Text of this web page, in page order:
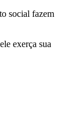
social fazem
exerça sua